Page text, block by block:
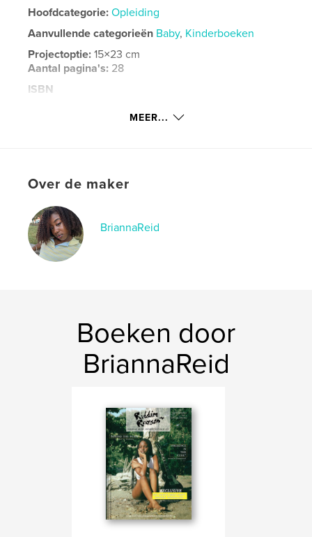
Hoofdcategorie: Opleiding
Aanvullende categorieën Baby, Kinderboeken
Projectoptie:15×23 cm
Aantal pagina's: 28
ISBN
mei 01, 2025
Children's Book , Natural Hair
MEER...
Over de maker
BriannaReid
Boeken door
BriannaReid